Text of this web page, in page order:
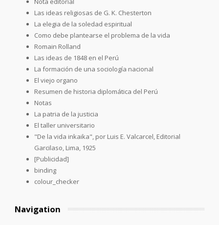
Las ideas religiosas de G. K. Chesterton
La elegia de la soledad espiritual
Como debe plantearse el problema de la vida
Romain Rolland
Las ideas de 1848 en el Perú
La formación de una sociología nacional
El viejo organo
Resumen de historia diplomática del Perú
Notas
La patria de la justicia
El taller universitario
"De la vida inkaika", por Luis E. Valcarcel, Editorial
Garcilaso, Lima, 1925
[Publicidad]
binding
colour_checker
Navigation